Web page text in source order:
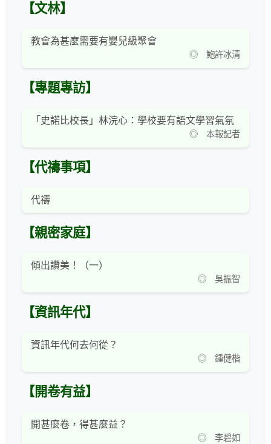
【文林】
教會為甚麼需要有嬰兒級聚會
◎ 鮑許冰清
【專題專訪】
「史諾比校長」林浣心：學校要有語文學習氣氛
◎ 本報記者
【代禱事項】
代禱
【親密家庭】
傾出讚美！（一）
◎ 吳振智
【資訊年代】
資訊年代何去何從？
◎ 鍾健楷
【開卷有益】
開甚麼卷，得甚麼益？
◎ 李碧如